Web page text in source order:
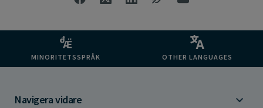
MINORITETSSPRÅK OTHER LANGUAGES
Navigera vidare